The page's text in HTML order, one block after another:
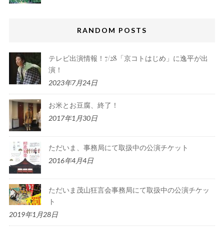
RANDOM POSTS
テレビ出演情報！7/28「京コトはじめ」に逸平が出
演！
2023年7月24日
お米とお豆腐、終了！
2017年1月30日
ただいま、事務局にて取扱中の公演チケット
2016年4月4日
ただいま茂山狂言会事務局にて取扱中の公演チケッ
ト
2019年1月28日